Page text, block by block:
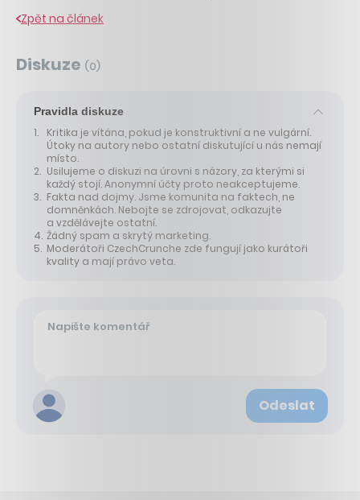
Zpět na článek
Diskuze (0)
Pravidla diskuze
Kritika je vítána, pokud je konstruktivní a ne vulgární.
Útoky na autory nebo ostatní diskutující u nás nemají
místo.
Usilujeme o diskuzi na úrovni s názory, za kterými si
každý stojí. Anonymní účty proto neakceptujeme.
Fakta nad dojmy. Jsme komunita na faktech, ne
domněnkách. Nebojte se zdrojovat, odkazujte
a vzdělávejte ostatní.
Žádný spam a skrytý marketing.
Moderátoři CzechCrunche zde fungují jako kurátoři
kvality a mají právo veta.
Odeslat